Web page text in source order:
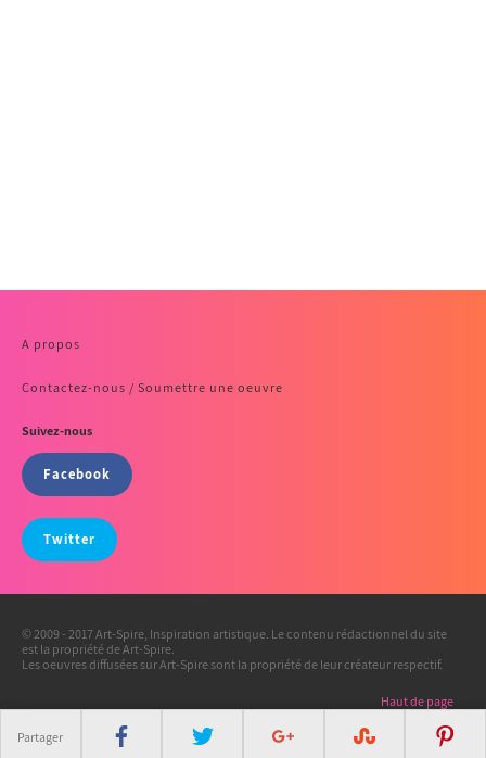
Partager
A propos
Contactez-nous / Soumettre une oeuvre
Suivez-nous
Facebook
Twitter
© 2009 - 2017 Art-Spire, Inspiration artistique. Le contenu rédactionnel du site
est la propriété de Art-Spire.
Les oeuvres diffusées sur Art-Spire sont la propriété de leur créateur respectif.
Haut de page